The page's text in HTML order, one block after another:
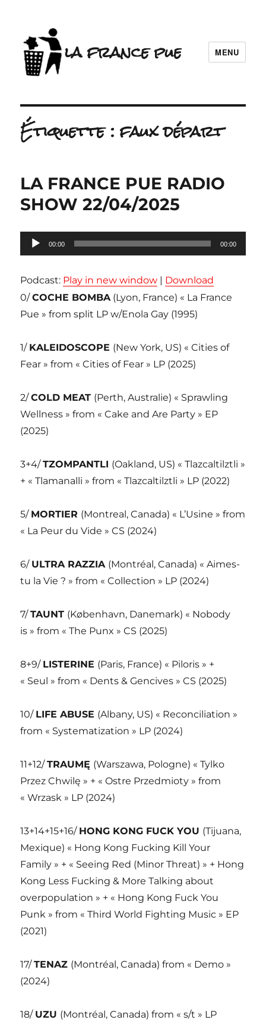
la france pue MENU
Étiquette :faux départ
LA FRANCE PUE RADIO
SHOW 22/04/2025
Lecteur
audio
00:00 00:00
Podcast: Play in new window | Download
0/COCHE BOMBA(Lyon, France) « La France
Pue » from split LP w/Enola Gay (1995)
1/ KALEIDOSCOPE (New York, US) « Cities of
Fear » from « Cities of Fear » LP (2025)
2/COLD MEAT (Perth, Australie) « Sprawling
Wellness » from « Cake and Are Party » EP
(2025)
3+4/TZOMPANTLI (Oakland, US) « Tlazcaltilztli »
+ « Tlamanalli » from « Tlazcaltilztli » LP (2022)
5/ MORTIER (Montreal, Canada) « L’Usine » from
« La Peur du Vide » CS (2024)
6/ ULTRA RAZZIA (Montréal, Canada) « Aimes-
tu la Vie ? » from « Collection » LP (2024)
7/TAUNT (København, Danemark) « Nobody
is » from « The Punx » CS (2025)
8+9/ LISTERINE (Paris, France) « Piloris » +
« Seul » from « Dents & Gencives » CS (2025)
10/ LIFE ABUSE (Albany, US) « Reconciliation »
from « Systematization » LP (2024)
11+12/TRAUMĘ (Warszawa, Pologne) « Tylko
Przez Chwilę » + « Ostre Przedmioty » from
« Wrzask » LP (2024)
13+14+15+16/ HONG KONG FUCK YOU (Tijuana,
Mexique) « Hong Kong Fucking Kill Your
Family » + « Seeing Red (Minor Threat) » + Hong
Kong Less Fucking & More Talking about
overpopulation » + « Hong Kong Fuck You
Punk » from « Third World Fighting Music » EP
(2021)
17/TENAZ (Montréal, Canada) from « Demo »
(2024)
18/ UZU (Montréal, Canada) from « s/t » LP